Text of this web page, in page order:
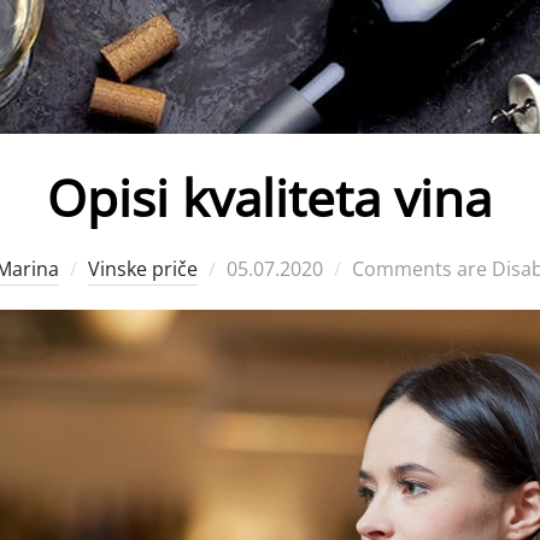
Opisi kvaliteta vina
Vinske priče
Posted
05.07.2020 Comments are